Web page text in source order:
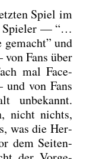
Spiel im
Spie­ler — “…
gemacht” und
Fans über
mal Face­
von Fans
unbe­kannt.
nicht nichts,
was die Her­
dem Sei­ten­